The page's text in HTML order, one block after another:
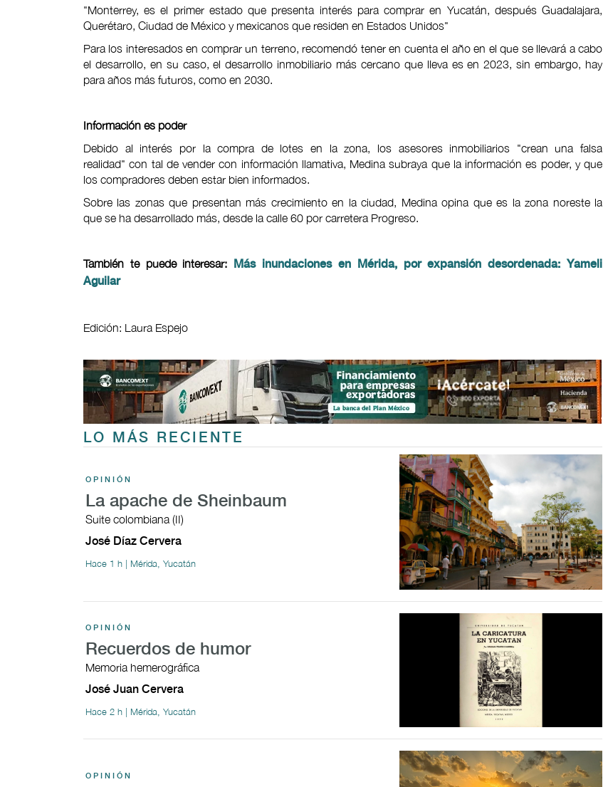
"Monterrey, es el primer estado que presenta interés para comprar en Yucatán, después Guadalajara,
Querétaro, Ciudad de México y mexicanos que residen en Estados Unidos"
Para los interesados en comprar un terreno, recomendó tener en cuenta el año en el que se llevará a cabo
el desarrollo, en su caso, el desarrollo inmobiliario más cercano que lleva es en 2023, sin embargo, hay
para años más futuros, como en 2030.
Información es poder
Debido al interés por la compra de lotes en la zona, los asesores inmobiliarios "crean una falsa
realidad" con tal de vender con información llamativa, Medina subraya que la información es poder, y que
los compradores deben estar bien informados.
Sobre las zonas que presentan más crecimiento en la ciudad, Medina opina que es la zona noreste la
que se ha desarrollado más, desde la calle 60 por carretera Progreso.
También te puede interesar:
Más inundaciones en Mérida, por expansión desordenada: Yameli
Aguilar
Edición: Laura Espejo
LO MÁS RECIENTE
OPINIÓN
La apache de Sheinbaum
Suite colombiana (II)
José Díaz Cervera
Hace 1 h | Mérida, Yucatán
OPINIÓN
Recuerdos de humor
Memoria hemerográfica
José Juan Cervera
Hace 2 h | Mérida, Yucatán
OPINIÓN